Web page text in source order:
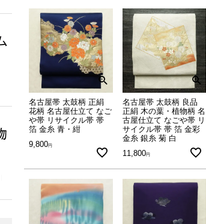
名古屋帯 太鼓柄 正絹
花柄 名古屋仕立て なご
や帯 リサイクル帯 帯
箔 金糸 青・紺
9,800
名古屋帯 太鼓柄 良品
正絹 木の葉・植物柄 名
古屋仕立て なごや帯 リ
サイクル帯 帯 箔 金彩
金糸 銀糸 菊 白
11,800